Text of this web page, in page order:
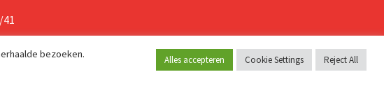
bezoeken.
Alles accepteren Cookie Settings Reject All